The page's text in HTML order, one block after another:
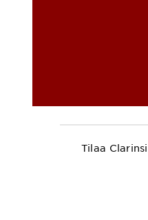
Tilaa